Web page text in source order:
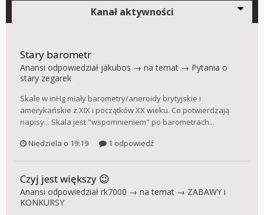
Kanał aktywności
Stary barometr
Anansi odpowiedział jakubos → na temat → Pytania o
stary zegarek
Skale w inHg miały barometry/aneroidy brytyjskie i
amerykańskie z XIX i początków XX wieku. Co potwierdzają
napisy... Skala jest "wspomnieniem" po barometrach...
Niedziela o 19:19
1 odpowiedź
Czyj jest większy 😉
Anansi odpowiedział rk7000 → na temat → ZABAWY i
KONKURSY